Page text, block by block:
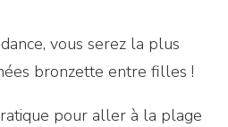
vous serez la plus
bronzette entre filles !
pour aller à la plage